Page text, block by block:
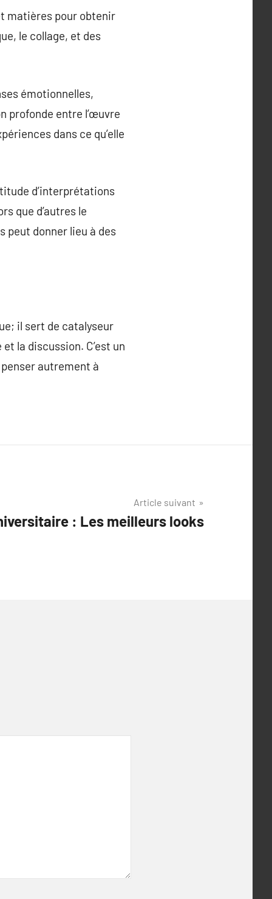
matières pour obtenir
le collage, et des
émotionnelles,
profonde entre l’œuvre
dans ce qu’elle
d’interprétations
que d’autres le
peut donner lieu à des
il sert de catalyseur
la discussion. C’est un
autrement à
Article suivant
: Les meilleurs looks